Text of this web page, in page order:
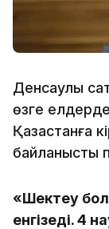
Денсаулық
өзге
Қазақстанға
байланысты
«Шектеу
енгізеді. 4